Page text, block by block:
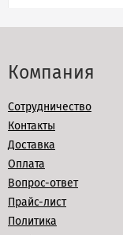
Компания
Сотрудничество
Контакты
Доставка
Оплата
Вопрос-ответ
Прайс-лист
Политика